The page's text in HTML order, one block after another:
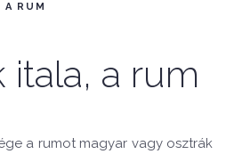
A RUM
itala, a rum
a rumot magyar vagy osztrák